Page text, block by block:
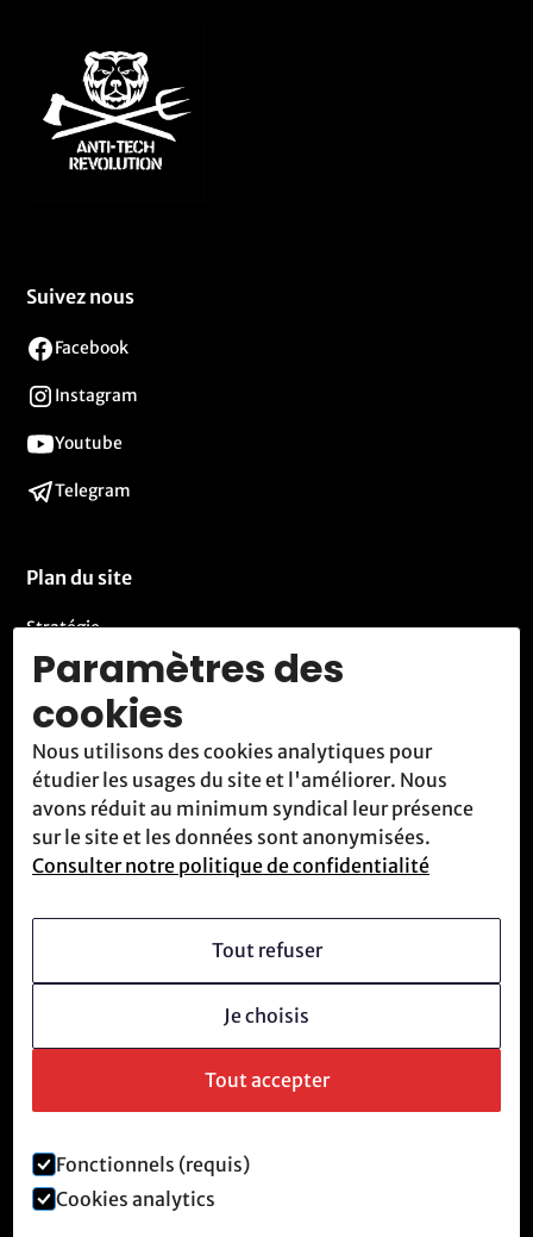
Suivez nous
Facebook
Instagram
Youtube
Telegram
Plan du site
Stratégie
Activités
Blog
Contact
Nous rencontrer
Devenir membre
Mentions légales et politique de confidentialité
Paramètres des
cookies
Nous utilisons des cookies analytiques pour
étudier les usages du site et l'améliorer. Nous
avons réduit au minimum syndical leur présence
sur le site et les données sont anonymisées.
Consulter notre politique de confidentialité
Tout refuser
Je choisis
Tout accepter
Fonctionnels (requis)
Cookies analytics